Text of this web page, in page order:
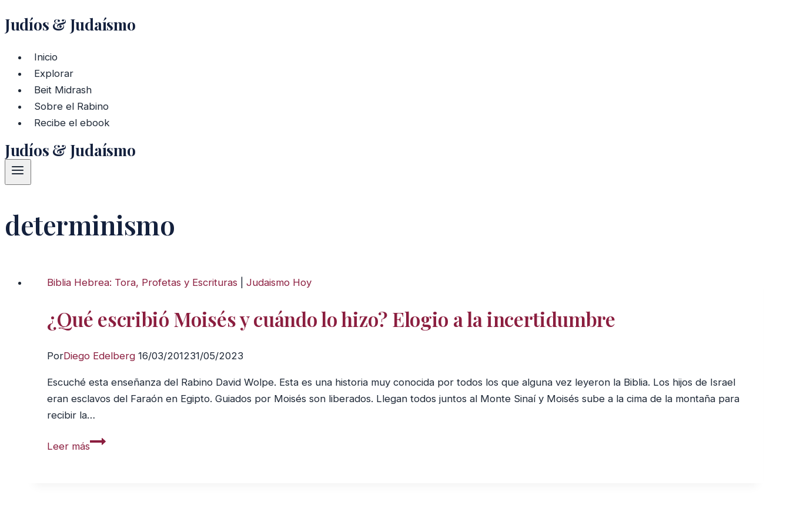
Saltar
contenido
Judíos & Judaísmo
Inicio
Explorar
Beit Midrash
Sobre el Rabino
Recibe el ebook
Judíos & Judaísmo
determinismo
Biblia Hebrea: Tora, Profetas y Escrituras Judaismo Hoy
¿Qué escribió Moisés y cuándo lo hizo? Elogio a la incertidumbre
PorDiego Edelberg 16/03/201231/05/2023
Escuché esta enseñanza del Rabino David Wolpe. Esta es una historia muy conocida por todos los que alguna vez leyeron la Biblia. Los hijos de Israel
eran esclavos del Faraón en Egipto. Guiados por Moisés son liberados. Llegan todos juntos al Monte Sinaí y Moisés sube a la cima de la montaña para
recibir la…
Leer más¿Qué